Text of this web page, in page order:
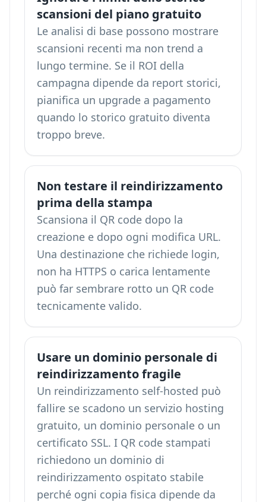
scansioni del piano gratuito
Le analisi di base possono mostrare
scansioni recenti ma non trend a
lungo termine. Se il ROI della
campagna dipende da report storici,
pianifica un upgrade a pagamento
quando lo storico gratuito diventa
troppo breve.
Non testare il reindirizzamento
prima della stampa
Scansiona il QR code dopo la
creazione e dopo ogni modifica URL.
Una destinazione che richiede login,
non ha HTTPS o carica lentamente
può far sembrare rotto un QR code
tecnicamente valido.
Usare un dominio personale di
reindirizzamento fragile
Un reindirizzamento self-hosted può
fallire se scadono un servizio hosting
gratuito, un dominio personale o un
certificato SSL. I QR code stampati
richiedono un dominio di
reindirizzamento ospitato stabile
perché ogni copia fisica dipende da